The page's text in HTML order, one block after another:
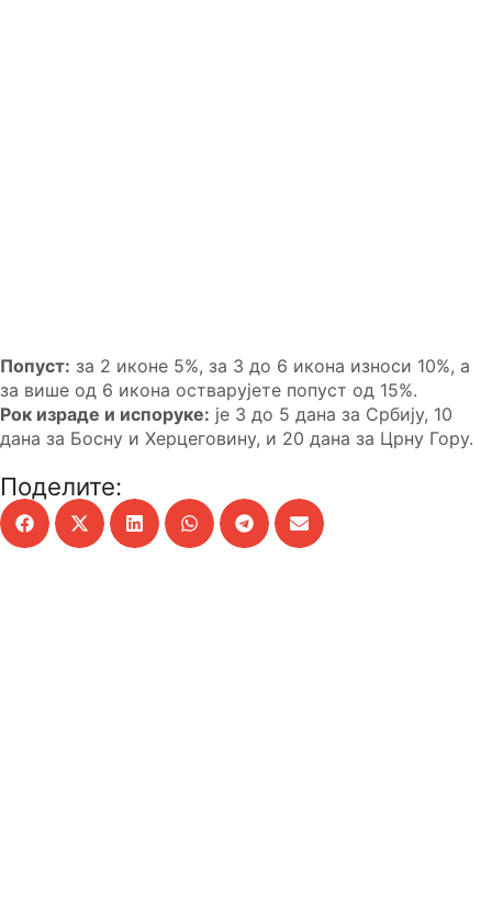
Попуст: за 2 иконе 5%, за 3 до 6 икона износи 10%, а
за више од 6 икона остварујете попуст од 15%.
Рок израде и испоруке: је 3 до 5 дана за Србију, 10
дана за Босну и Херцеговину, и 20 дана за Црну Гору.
Поделите: